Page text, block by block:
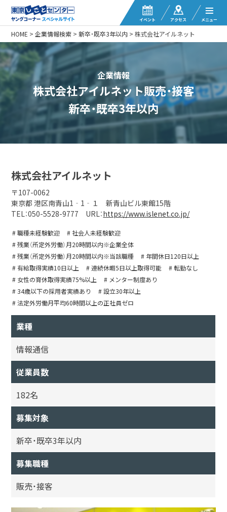
イベント アクセス メニュー
HOME >企業情報検索 >新卒・既卒3年以内 >株式会社アイルネット
企業情報
株式会社アイルネット販売・接客
新卒・既卒3年以内
株式会社アイルネット
〒107-0062
東京都 港区南青山1‐1‐１ 新青山ビル東館15階
TEL：050-5528-9777 URL：https://www.islenet.co.jp/
# 職種未経験歓迎
# 社会人未経験歓迎
# 残業（所定外労働）月20時間以内※企業全体
# 残業（所定外労働）月20時間以内※当該職種
# 年間休日120日以上
# 有給取得実績10日以上
# 連続休暇5日以上取得可能
# 転勤なし
# 女性の育休取得実績75%以上
# メンター制度あり
# 34歳以下の採用者実績あり
# 設立30年以上
# 法定外労働月平均60時間以上の正社員ゼロ
業種
情報通信
従業員数
182名
募集対象
新卒・既卒3年以内
募集職種
販売・接客